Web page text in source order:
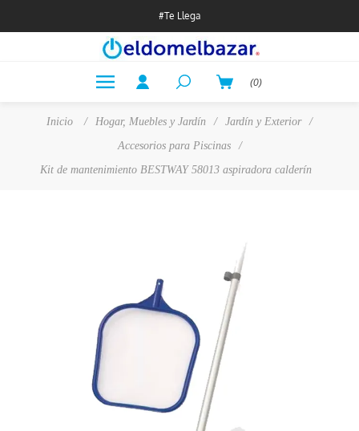
#Te Llega
(0)
Inicio / Hogar, Muebles y Jardín / Jardín y Exterior
/
Accesorios para Piscinas
/
Kit de mantenimiento BESTWAY 58013 aspiradora calderín